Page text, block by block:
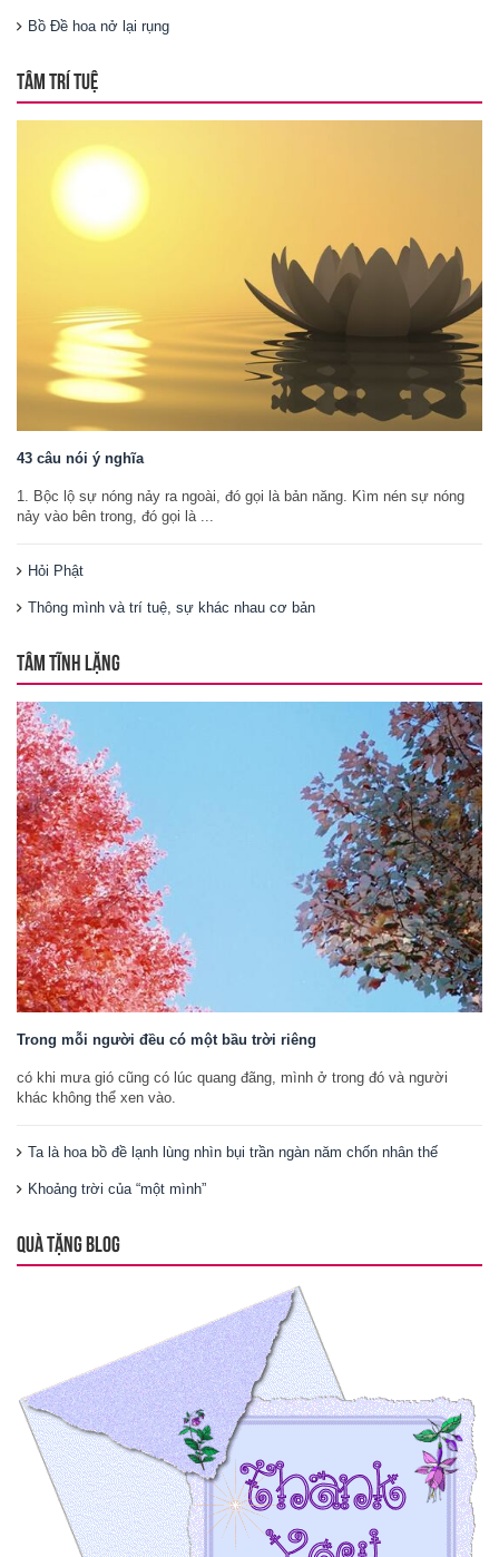
Bồ Đề hoa nở lại rụng
TÂM TRÍ TUỆ
43 câu nói ý nghĩa
1. Bộc lộ sự nóng nảy ra ngoài, đó gọi là bản năng. Kìm nén sự nóng
nảy vào bên trong, đó gọi là ...
Hỏi Phật
Thông mình và trí tuệ, sự khác nhau cơ bản
TÂM TĨNH LẶNG
Trong mỗi người đều có một bầu trời riêng
có khi mưa gió cũng có lúc quang đãng, mình ở trong đó và người
khác không thể xen vào.
Ta là hoa bồ đề lạnh lùng nhìn bụi trần ngàn năm chốn nhân thế
Khoảng trời của “một mình”
QUÀ TẶNG BLOG